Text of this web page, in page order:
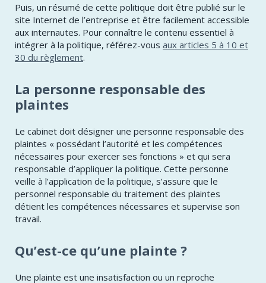
Puis, un résumé de cette politique doit être publié sur le
site Internet de l’entreprise et être facilement accessible
aux internautes. Pour connaître le contenu essentiel à
intégrer à la politique, référez-vous aux articles 5 à 10 et
30 du règlement.
La personne responsable des
plaintes
Le cabinet doit désigner une personne responsable des
plaintes « possédant l’autorité et les compétences
nécessaires pour exercer ses fonctions » et qui sera
responsable d’appliquer la politique. Cette personne
veille à l’application de la politique, s’assure que le
personnel responsable du traitement des plaintes
détient les compétences nécessaires et supervise son
travail.
Qu’est-ce qu’une plainte ?
Une plainte est une insatisfaction ou un reproche